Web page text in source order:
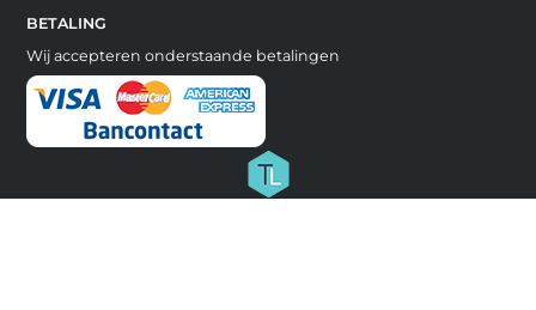
BETALING
Wij accepteren onderstaande betalingen